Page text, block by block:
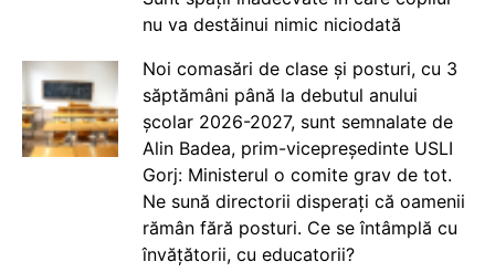
nu va destăinui nimic niciodată
Noi comasări de clase și posturi, cu 3
săptămâni până la debutul anului
școlar 2026-2027, sunt semnalate de
Alin Badea, prim-vicepreședinte USLI
Gorj: Ministerul o comite grav de tot.
Ne sună directorii disperați că oamenii
rămân fără posturi. Ce se întâmplă cu
învățătorii, cu educatorii?